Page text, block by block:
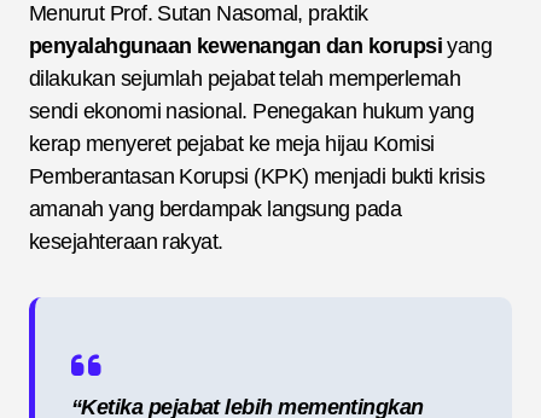
Menurut Prof. Sutan Nasomal, praktik
penyalahgunaan kewenangan dan korupsi yang
dilakukan sejumlah pejabat telah memperlemah
sendi ekonomi nasional. Penegakan hukum yang
kerap menyeret pejabat ke meja hijau Komisi
Pemberantasan Korupsi (KPK) menjadi bukti krisis
amanah yang berdampak langsung pada
kesejahteraan rakyat.
“Ketika pejabat lebih mementingkan